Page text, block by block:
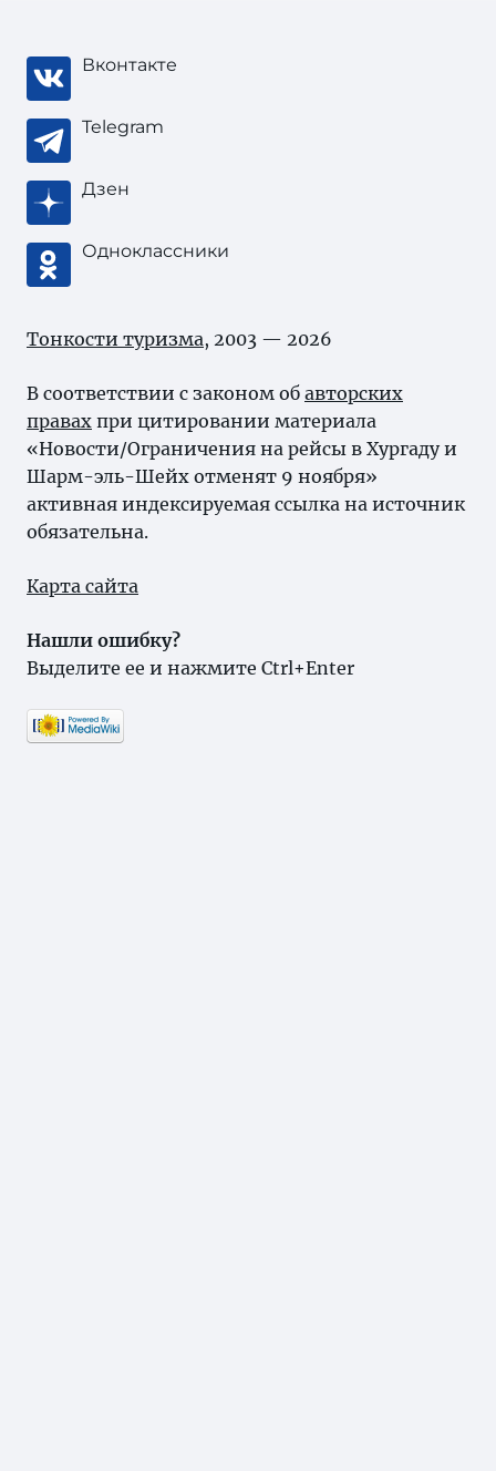
Вконтакте
Telegram
Дзен
Одноклассники
Тонкости туризма, 2003 — 2026
В соответствии с законом об авторских
правах при цитировании материала
«Новости/Ограничения на рейсы в Хургаду и
Шарм-эль-Шейх отменят 9 ноября»
активная индексируемая ссылка на источник
обязательна.
Карта сайта
Нашли ошибку?
Выделите ее и нажмите Ctrl+Enter